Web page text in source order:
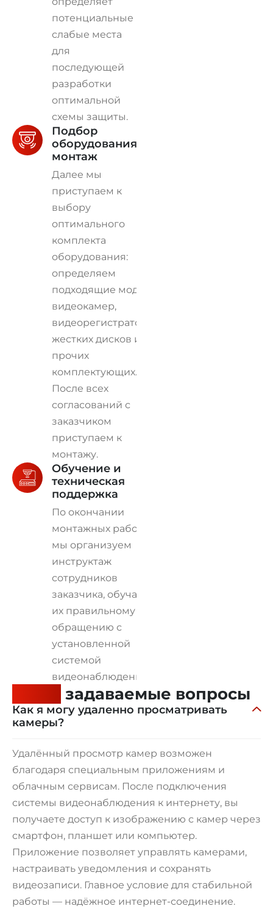
потенциальные
слабые места
для
последующей
разработки
оптимальной
схемы защиты.
Подбор
оборудования и
монтаж
Далее мы
приступаем к
выбору
оптимального
комплекта
оборудования:
определяем
подходящие модели
видеокамер,
видеорегистраторов,
жестких дисков и
прочих
комплектующих.
После всех
согласований с
заказчиком
приступаем к
монтажу.
Обучение и
техническая
поддержка
По окончании
монтажных работ
мы организуем
инструктаж
сотрудников
заказчика, обучая
их правильному
обращению с
установленной
системой
видеонаблюдения.
задаваемые вопросы
Как я могу удаленно просматривать
камеры?
Удалённый просмотр камер возможен
благодаря специальным приложениям и
облачным сервисам. После подключения
системы видеонаблюдения к интернету, вы
получаете доступ к изображению с камер через
смартфон, планшет или компьютер.
Приложение позволяет управлять камерами,
настраивать уведомления и сохранять
видеозаписи. Главное условие для стабильной
работы — надёжное интернет-соединение.